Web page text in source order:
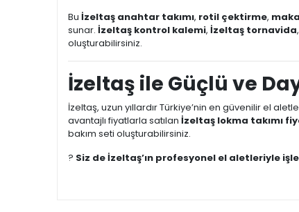
Bu İzeltaş anahtar takımı, rotil çektirme,
sunar. İzeltaş kontrol kalemi, İzeltaş tornavida,
oluşturabilirsiniz.
İzeltaş ile Güçlü ve
İzeltaş, uzun yıllardır Türkiye’nin en güvenilir el
avantajlı fiyatlarla satılan İzeltaş lokma takımı
bakım seti oluşturabilirsiniz.
? Siz de İzeltaş’ın profesyonel el aletleriyle